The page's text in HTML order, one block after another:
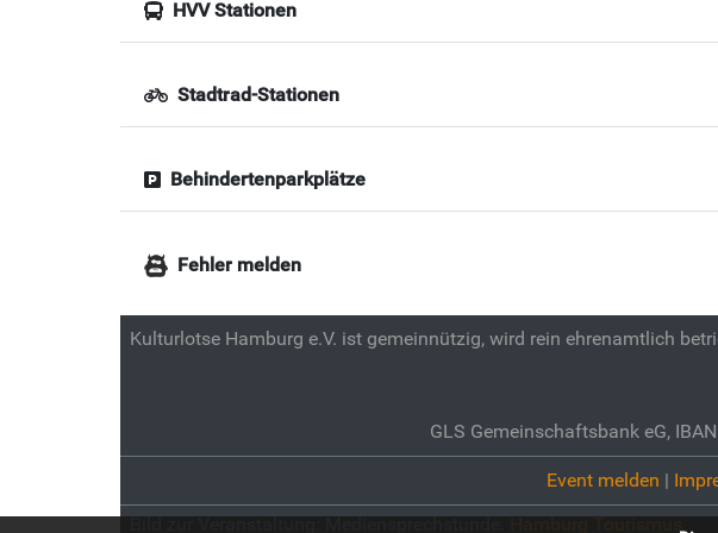
HVV Stationen
Stadtrad-Stationen
Behindertenparkplätze
Fehler melden
Kulturlotse Hamburg e.V. ist gemeinnützig, wird rein ehrenamtlich
GLS Gemeinschaftsbank eG,
Event melden |
Bild zur Veranstaltung:Mediensprechstunde:Hamburg Tourismus